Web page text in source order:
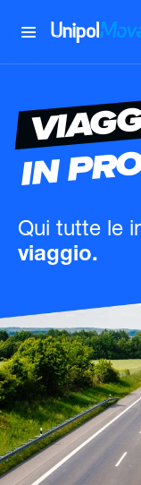
IN
Qui tutte le
viaggio.